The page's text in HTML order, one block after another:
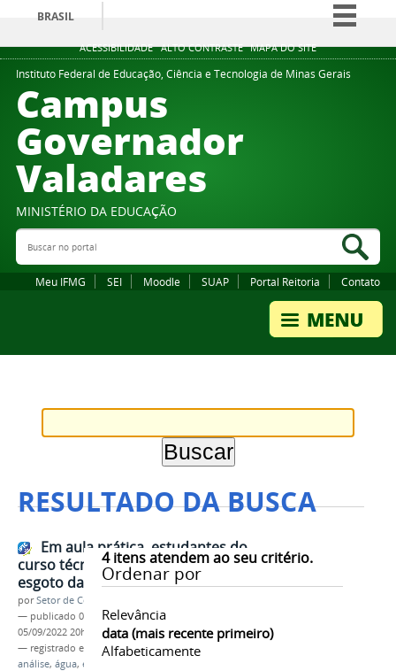
ACESSIBILIDADE ALTO CONTRASTE MAPA DO SITE
BRASIL
Simplifique!
Comunica BR
Instituto Federal de Educação, Ciência e Tecnologia de Minas Gerais
Campus
Governador
Valadares
MINISTÉRIO DA EDUCAÇÃO
Buscar no portal
Meu IFMG SEI Moodle SUAP Portal Reitoria Contato
RESULTADO DA BUSCA
4itens atendem ao seu critério.
Ordenar por
Relevância
data (mais recente primeiro)
Alfabeticamente
Em aula prática, estudantes do
curso técnico analisam coletas de
esgoto da ETE do Campus
porSetor de Comunicação
— publicado 02/09/2022—última modificação
05/09/2022 20h51
— registrado em:
aula prática,saneamento básico
análise, água, estudantes